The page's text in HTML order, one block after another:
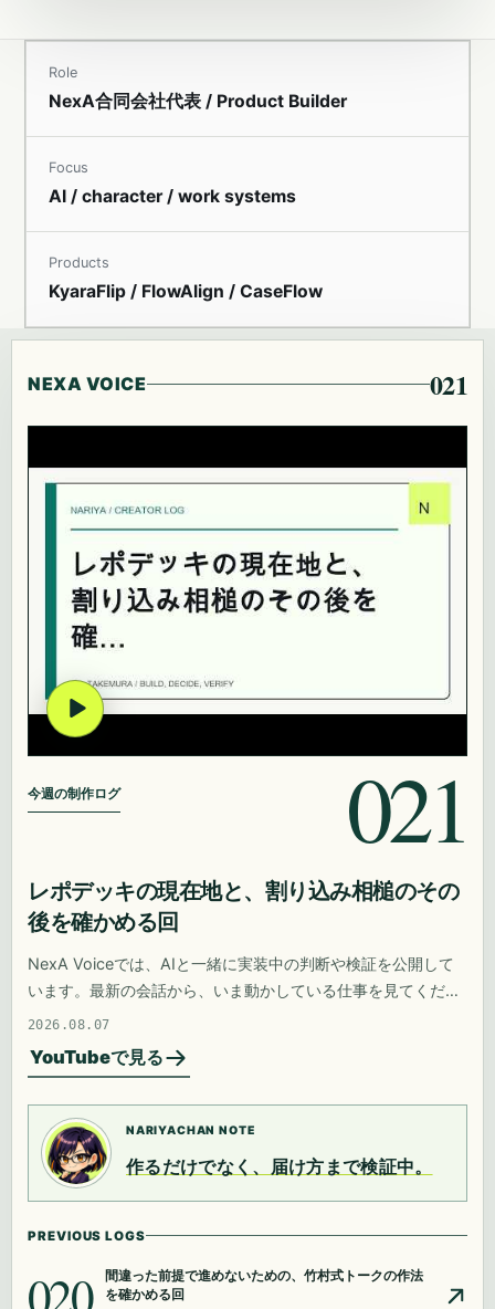
Role
NexA合同会社代表 / Product Builder
Focus
AI / character / work systems
Products
KyaraFlip / FlowAlign / CaseFlow
NEXA VOICE 021
今週の制作ログ 021
レポデッキの現在地と、割り込み相槌のその
後を確かめる回
NexA Voiceでは、AIと一緒に実装中の判断や検証を公開して
います。最新の会話から、いま動かしている仕事を見てくださ
い。
2026.08.07
YouTubeで見る
NARIYACHAN NOTE
作るだけでなく、届け方まで検証中。
PREVIOUS LOGS
020
間違った前提で進めないための、竹村式トークの作法
を確かめる回